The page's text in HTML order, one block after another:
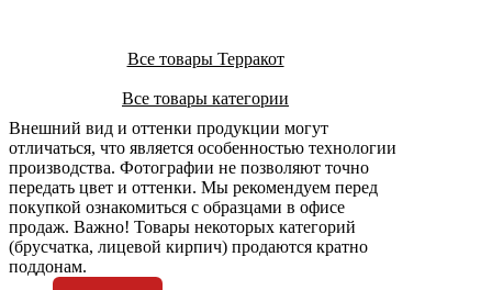
Все товары Терракот
Все товары категории
Внешний вид и оттенки продукции могут
отличаться, что является особенностью технологии
производства. Фотографии не позволяют точно
передать цвет и оттенки. Мы рекомендуем перед
покупкой ознакомиться с образцами в офисе
продаж. Важно! Товары некоторых категорий
(брусчатка, лицевой кирпич) продаются кратно
поддонам.